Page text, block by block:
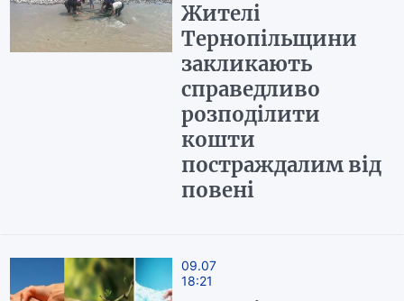
Жителі
Тернопільщини
закликають
справедливо
розподілити
кошти
постраждалим від
повені
09.07
18:21